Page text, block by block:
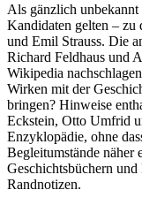
Als gänzlich
Kandidaten gelten – zu
und Emil Strauss. Die
Richard Feldhaus und
Wikipedia
Wirken mit der
bringen? Hinweise
Eckstein, Otto Umfrid
Enzyklopädie, ohne
Begleitumstände
Geschichtsbüchern
Randnotizen.